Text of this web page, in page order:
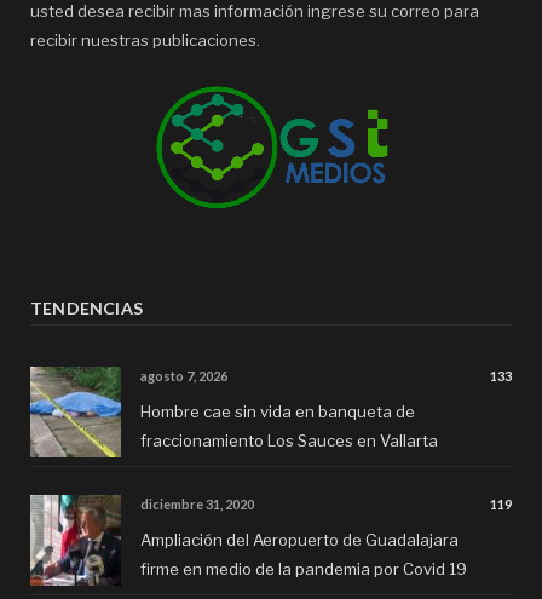
usted desea recibir mas información ingrese su correo para
recibir nuestras publicaciones.
TENDENCIAS
agosto 7, 2026 133
Hombre cae sin vida en banqueta de
fraccionamiento Los Sauces en Vallarta
diciembre 31, 2020 119
Ampliación del Aeropuerto de Guadalajara
firme en medio de la pandemia por Covid 19